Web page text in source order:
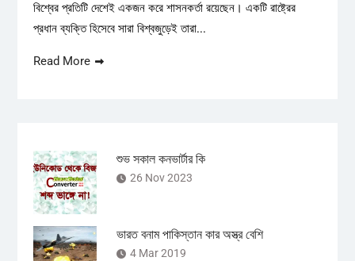
বিশ্বের প্রতিটি দেশেই একজন করে শাসনকর্তা রয়েছেন। একটি রাষ্ট্রের
প্রধান ব্যক্তি হিসেবে সারা বিশ্বজুড়েই তারা...
Read More
শুভ সকাল কনভার্টার কি
26 Nov 2023
ভারত বনাম পাকিস্তান কার অস্ত্র বেশি
4 Mar 2019